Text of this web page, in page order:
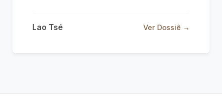
Lao Tsé Ver Dossiê →